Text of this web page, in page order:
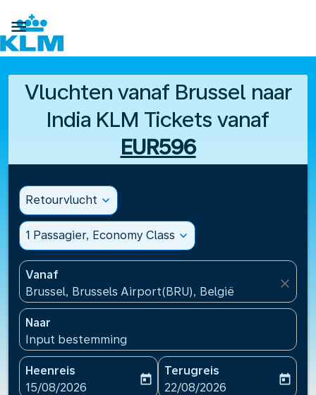

Vluchten vanaf Brussel naar
India KLM Tickets vanaf
EUR596
Retourvlucht expand_more
1 Passagier, Economy Class expand_more
Vanaf
Brussel, Brussels Airport(BRU), België
close
Naar
Input bestemming
Heenreis
fc-booking-departure-date-aria-label
15/08/2026
today
Terugreis
fc-booking-return-date-
22/08/2026
today